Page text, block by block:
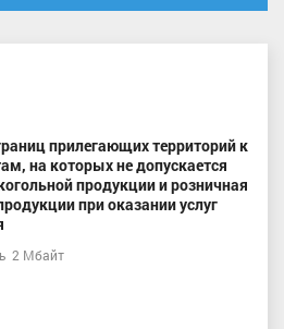
прилегающих территорий к
на которых не допускается
продукции и розничная
при оказании услуг
2 Мбайт